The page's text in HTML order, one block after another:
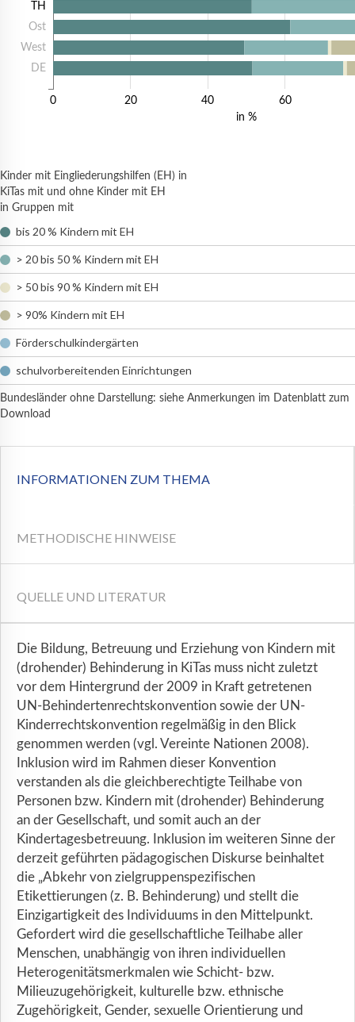
0 20 40 60
TH
Ost
West
DE
in %
Kinder mit Eingliederungshilfen (EH) in
KiTas mit und ohne Kinder mit EH
in Gruppen mit
bis 20 % Kindern mit EH
> 20 bis 50 % Kindern mit EH
> 50 bis 90 % Kindern mit EH
> 90% Kindern mit EH
Förderschulkindergärten
schulvorbereitenden Einrichtungen
Bundesländer ohne Darstellung: siehe Anmerkungen im Datenblatt zum
Download
INFORMATIONEN ZUM THEMA
METHODISCHE HINWEISE
QUELLE UND LITERATUR
Die Bildung, Betreuung und Erziehung von Kindern mit
(drohender) Behinderung in KiTas muss nicht zuletzt
vor dem Hintergrund der 2009 in Kraft getretenen
UN-Behindertenrechtskonvention sowie der UN-
Kinderrechtskonvention regelmäßig in den Blick
genommen werden (vgl. Vereinte Nationen 2008).
Inklusion wird im Rahmen dieser Konvention
verstanden als die gleichberechtigte Teilhabe von
Personen bzw. Kindern mit (drohender) Behinderung
an der Gesellschaft, und somit auch an der
Kindertagesbetreuung. Inklusion im weiteren Sinne der
derzeit geführten pädagogischen Diskurse beinhaltet
die „Abkehr von zielgruppenspezifischen
Etikettierungen (z. B. Behinderung) und stellt die
Einzigartigkeit des Individuums in den Mittelpunkt.
Gefordert wird die gesellschaftliche Teilhabe aller
Menschen, unabhängig von ihren individuellen
Heterogenitätsmerkmalen wie Schicht- bzw.
Milieuzugehörigkeit, kulturelle bzw. ethnische
Zugehörigkeit, Gender, sexuelle Orientierung und